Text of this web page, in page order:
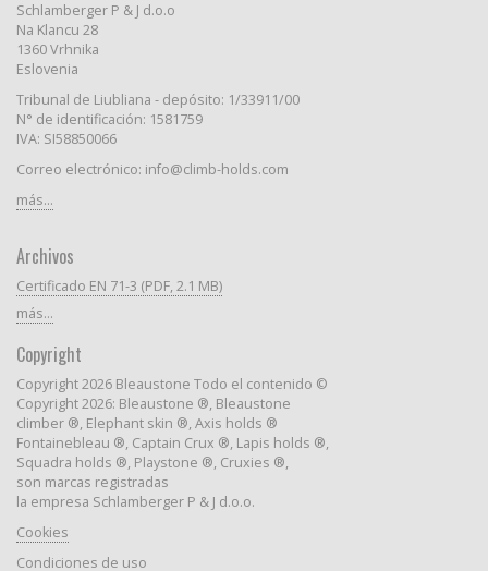
Schlamberger P & J d.o.o
Na Klancu 28
1360 Vrhnika
Eslovenia
Tribunal de Liubliana - depósito: 1/33911/00
N° de identificación: 1581759
IVA: SI58850066
Correo electrónico: info@climb-holds.com
más...
Archivos
Certificado EN 71-3 (PDF, 2.1 MB)
más...
Copyright
Copyright 2026 Bleaustone Todo el contenido ©
Copyright 2026: Bleaustone ®, Bleaustone
climber ®, Elephant skin ®, Axis holds ®
Fontainebleau ®, Captain Crux ®, Lapis holds ®,
Squadra holds ®, Playstone ®, Cruxies ®,
son marcas registradas
la empresa Schlamberger P & J d.o.o.
Cookies
Condiciones de uso